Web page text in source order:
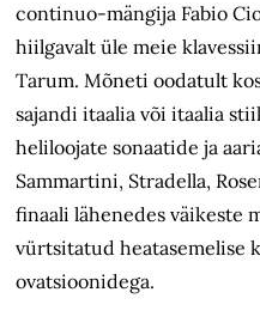
continuo-mängija Fabio
hiilgavalt üle meie
Tarum. Mõneti oodatult
sajandi itaalia või itaalia
heliloojate sonaatide ja
Sammartini, Stradella,
finaali lähenedes väikeste
vürtsitatud heatasemelise
ovatsioonidega.